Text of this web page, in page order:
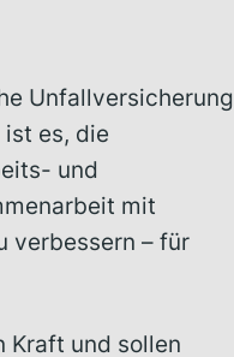
Unfallversicherung
ist es, die
und
mit
verbessern – für
Kraft und sollen